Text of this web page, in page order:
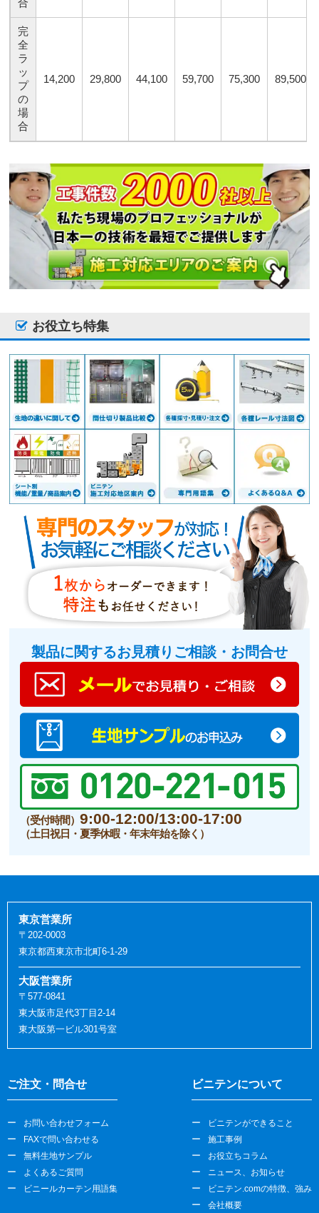
合
完
全
ラ
ッ
プ
の
場
合
14,200 29,800 44,100 59,700 75,300 89,500
お役立ち特集
製品に関するお見積りご相談・お問合せ
（受付時間）9:00-12:00/13:00-17:00
（土日祝日・夏季休暇・年末年始を除く）
ご注文・問合せ
お問い合わせフォーム
FAXで問い合わせる
無料生地サンプル
よくあるご質問
ビニールカーテン用語集
ビニテンについて
ビニテンができること
施工事例
お役立ちコラム
ニュース、お知らせ
ビニテン.comの特徴、強み
会社概要
東京営業所
〒202-0003
東京都西東京市北町6-1-29
大阪営業所
〒577-0841
東大阪市足代3丁目2-14
東大阪第一ビル301号室